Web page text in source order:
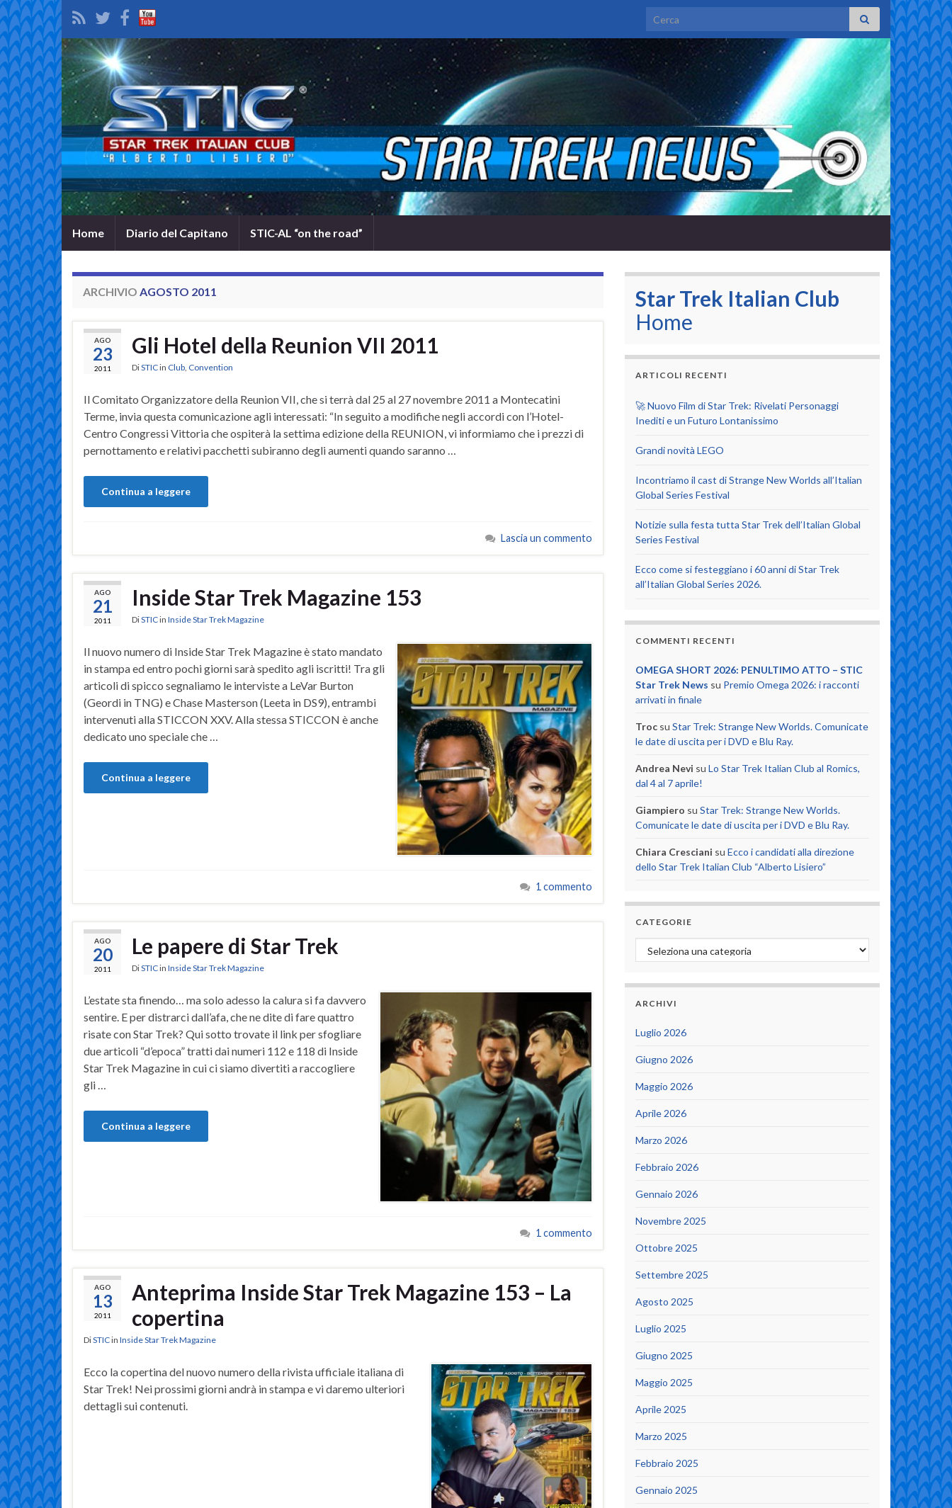
Search for:
Home Diario del Capitano STIC-AL “on the road”
ARCHIVIO AGOSTO 2011
AGO
23
2011
Gli Hotel della Reunion VII 2011
DiSTICin Club, Convention
Il Comitato Organizzatore della Reunion VII, che si terrà dal 25 al 27 novembre 2011 a Montecatini
Terme, invia questa comunicazione agli interessati: “In seguito a modifiche negli accordi con l’Hotel-
Centro Congressi Vittoria che ospiterà la settima edizione della REUNION, vi informiamo che i prezzi di
pernottamento e relativi pacchetti subiranno degli aumenti quando saranno …
Continua a leggere
Lascia un commento
AGO
21
2011
Inside Star Trek Magazine 153
DiSTICin Inside Star Trek Magazine
Il nuovo numero di Inside Star Trek Magazine è stato mandato
in stampa ed entro pochi giorni sarà spedito agli iscritti! Tra gli
articoli di spicco segnaliamo le interviste a LeVar Burton
(Geordi in TNG) e Chase Masterson (Leeta in DS9), entrambi
intervenuti alla STICCON XXV. Alla stessa STICCON è anche
dedicato uno speciale che …
Continua a leggere
1 commento
AGO
20
2011
Le papere di Star Trek
DiSTICin Inside Star Trek Magazine
L’estate sta finendo… ma solo adesso la calura si fa davvero
sentire. E per distrarci dall’afa, che ne dite di fare quattro
risate con Star Trek? Qui sotto trovate il link per sfogliare
due articoli “d’epoca” tratti dai numeri 112 e 118 di Inside
Star Trek Magazine in cui ci siamo divertiti a raccogliere
gli …
Continua a leggere
1 commento
AGO
13
2011
Anteprima Inside Star Trek Magazine 153 – La
copertina
DiSTICin Inside Star Trek Magazine
Ecco la copertina del nuovo numero della rivista ufficiale italiana di
Star Trek! Nei prossimi giorni andrà in stampa e vi daremo ulteriori
dettagli sui contenuti.
Star Trek Italian Club
Home
ARTICOLI RECENTI
🚀 Nuovo Film di Star Trek: Rivelati Personaggi
Inediti e un Futuro Lontanissimo
Grandi novità LEGO
Incontriamo il cast di Strange New Worlds all’Italian
Global Series Festival
Notizie sulla festa tutta Star Trek dell’Italian Global
Series Festival
Ecco come si festeggiano i 60 anni di Star Trek
all’Italian Global Series 2026.
COMMENTI RECENTI
OMEGA SHORT 2026: PENULTIMO ATTO – STIC
Star Trek News su Premio Omega 2026: i racconti
arrivati in finale
Troc su Star Trek: Strange New Worlds. Comunicate
le date di uscita per i DVD e Blu Ray.
Andrea Nevi su Lo Star Trek Italian Club al Romics,
dal 4 al 7 aprile!
Giampiero su Star Trek: Strange New Worlds.
Comunicate le date di uscita per i DVD e Blu Ray.
Chiara Cresciani su Ecco i candidati alla direzione
dello Star Trek Italian Club “Alberto Lisiero”
CATEGORIE
Categorie
ARCHIVI
Luglio 2026
Giugno 2026
Maggio 2026
Aprile 2026
Marzo 2026
Febbraio 2026
Gennaio 2026
Novembre 2025
Ottobre 2025
Settembre 2025
Agosto 2025
Luglio 2025
Giugno 2025
Maggio 2025
Aprile 2025
Marzo 2025
Febbraio 2025
Gennaio 2025